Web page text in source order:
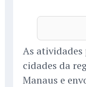
As
cidades da
Manaus e